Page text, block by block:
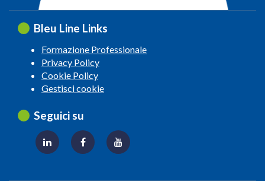
Bleu Line Links
Formazione Professionale
Privacy Policy
Cookie Policy
Gestisci cookie
Seguici su